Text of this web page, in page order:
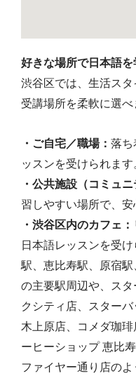
好きな場所で日本語
渋谷区では、生活ス
受講場所を柔軟に選べ
・ご自宅／職場： 落ち
ッスンを受けられます。
・公共施設（コミュ
習しやすい場所で、安
・渋谷区内のカフェ：
日本語レッスンを受
駅、恵比寿駅、原宿
の主要駅周辺や、ス
クシティ店、スター
木上原店、コメダ珈
ーヒーショップ 恵比
ファイヤー通り店の